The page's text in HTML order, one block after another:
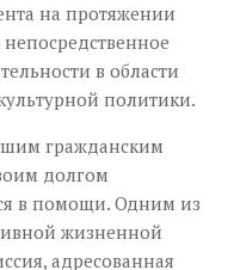
на протяжении
в области
политики.
гражданским
долгом
в помощи. Одним из
жизненной
адресованная